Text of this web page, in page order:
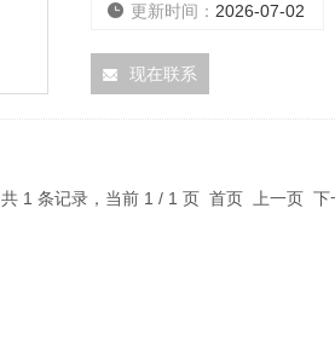
超重力床相当于15米高的常用
更新时间： 2026-07-02
现在联系
共 1 条记录，当前 1 / 1 页 首页 上一页